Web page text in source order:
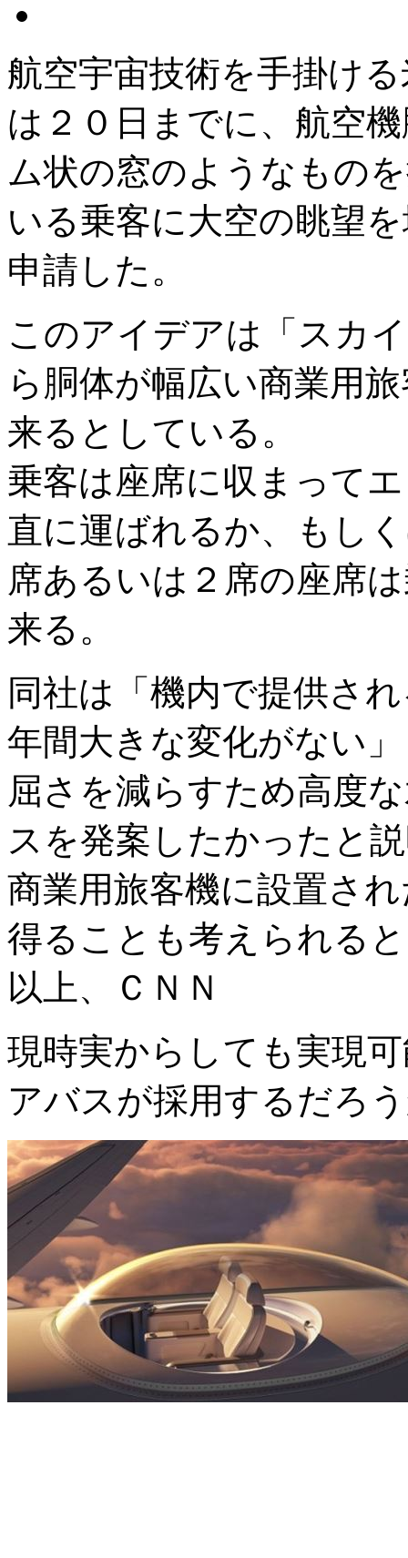
航空宇宙技術を手掛け
は２０日までに、航空
ム状の窓のようなもの
いる乗客に大空の眺望
申請した。
このアイデアは「スカ
ら胴体が幅広い商業用
来るとしている。
乗客は座席に収まって
直に運ばれるか、もし
席あるいは２席の座席
来る。
同社は「機内で提供さ
年間大きな変化がない
屈さを減らすため高度
スを発案したかったと
商業用旅客機に設置さ
得ることも考えられる
以上、ＣＮＮ
現時実からしても実現
アバスが採用するだろ